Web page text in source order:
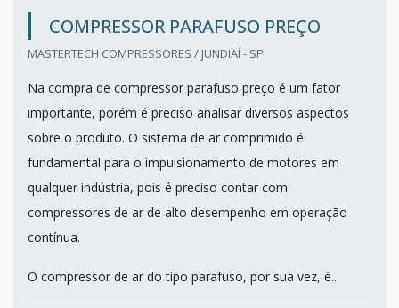
COMPRESSOR PARAFUSO PREÇO
MASTERTECH COMPRESSORES / JUNDIAÍ - SP
Na compra de compressor parafuso preço é um fator
importante, porém é preciso analisar diversos aspectos
sobre o produto. O sistema de ar comprimido é
fundamental para o impulsionamento de motores em
qualquer indústria, pois é preciso contar com
compressores de ar de alto desempenho em operação
contínua.
O compressor de ar do tipo parafuso, por sua vez, é...